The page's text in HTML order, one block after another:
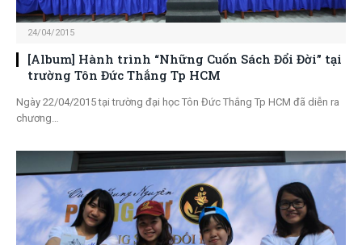
24/04/2015
[Album] Hành trình “Những Cuốn Sách Đổi Đời” tại
trường Tôn Đức Thắng Tp HCM
Ngày 22/04/2015 tại trường đại học Tôn Đức Thắng Tp HCM đã diễn ra
chương…